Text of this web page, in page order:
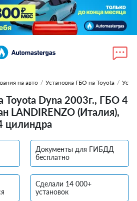
на авто / Установка ГБО на Toyota /
Toyota Dyna 2003г., ГБО 4
LANDIRENZO (Италия),
цилиндра
Документы для ГИБДД
бесплатно
Сделали 14 000+
установок